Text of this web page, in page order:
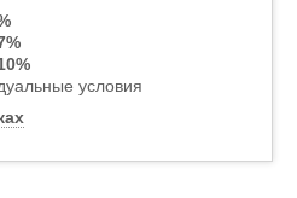
условия